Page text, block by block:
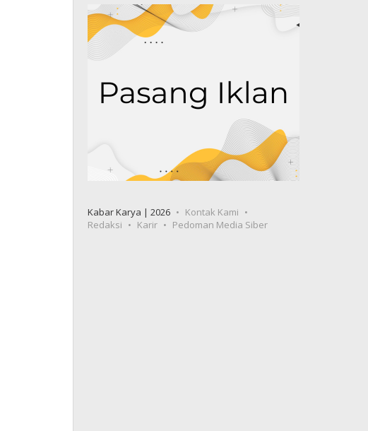
Kabar Karya | 2026
Kontak Kami
Redaksi
Karir Pedoman Media Siber